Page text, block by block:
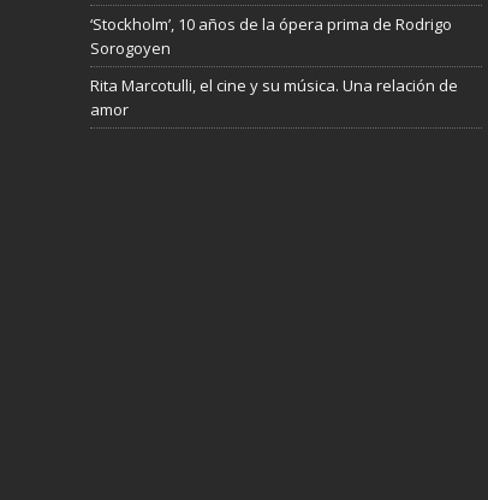
‘Stockholm’, 10 años de la ópera prima de Rodrigo
Sorogoyen
Rita Marcotulli, el cine y su música. Una relación de
amor